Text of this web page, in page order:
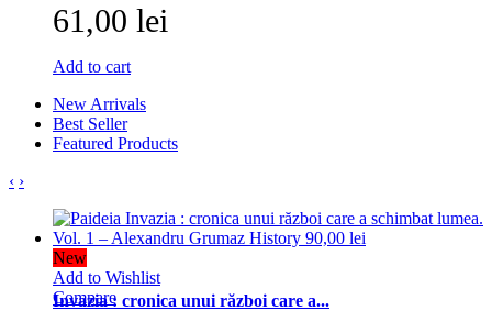
61,00 lei
Add to cart
New Arrivals
Best Seller
Featured Products
‹ ›
New
Add to Wishlist
Compare
Invazia : cronica unui război care a...